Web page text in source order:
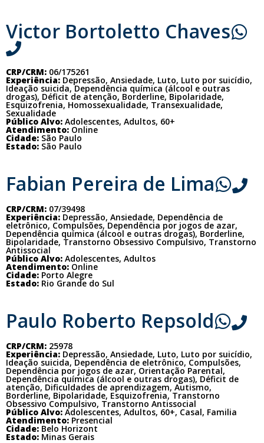
Victor Bortoletto Chaves
CRP/CRM: 06/175261
Experiência: Depressão, Ansiedade, Luto, Luto por suicídio,
Ideação suicida, Dependência química (álcool e outras
drogas), Déficit de atenção, Borderline, Bipolaridade,
Esquizofrenia, Homossexualidade, Transexualidade,
Sexualidade
Público Alvo: Adolescentes, Adultos, 60+
Atendimento: Online
Cidade: São Paulo
Estado: São Paulo
Fabian Pereira de Lima
CRP/CRM: 07/39498
Experiência: Depressão, Ansiedade, Dependência de
eletrônico, Compulsões, Dependência por jogos de azar,
Dependência química (álcool e outras drogas), Borderline,
Bipolaridade, Transtorno Obsessivo Compulsivo, Transtorno
Antissocial
Público Alvo: Adolescentes, Adultos
Atendimento: Online
Cidade: Porto Alegre
Estado: Rio Grande do Sul
Paulo Roberto Repsold
CRP/CRM: 25978
Experiência: Depressão, Ansiedade, Luto, Luto por suicídio,
Ideação suicida, Dependência de eletrônico, Compulsões,
Dependência por jogos de azar, Orientação Parental,
Dependência química (álcool e outras drogas), Déficit de
atenção, Dificuldades de aprendizagem, Autismo,
Borderline, Bipolaridade, Esquizofrenia, Transtorno
Obsessivo Compulsivo, Transtorno Antissocial
Público Alvo: Adolescentes, Adultos, 60+, Casal, Familia
Atendimento: Presencial
Cidade: Belo Horizont
Estado: Minas Gerais